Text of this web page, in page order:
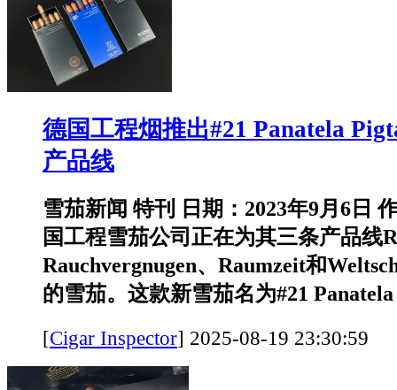
德国工程烟推出#21 Panatela
产品线
雪茄新闻 特刊 日期：2023年9月6日
国工程雪茄公司正在为其三条产品线
Rauchvergnugen、Raumzeit和
的雪茄。这款新雪茄名为#21
[Cigar Inspector] 2025-08-19